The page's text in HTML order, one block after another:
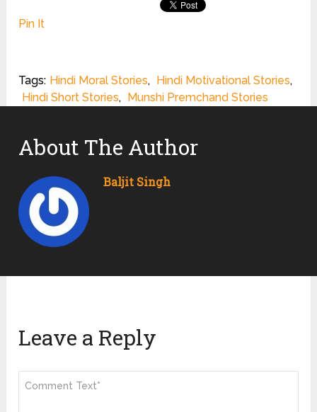
Pin It
Tags: Hindi Moral Stories, Hindi Motivational Stories,
Hindi Short Stories, Munshi Premchand Stories
About The Author
Baljit Singh
Leave a Reply